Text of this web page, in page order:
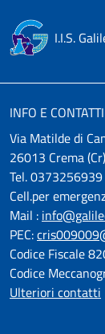
I.I.S.
INFO E CONTATTI
Via Matilde di
26013 Crema (Cr)
Tel.
Cell.per
Mail :
PEC:
Codice Fiscale
Codice
Ulteriori contatti